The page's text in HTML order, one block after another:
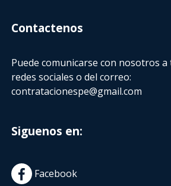
Contactenos
Puede comunicarse con nosotros
redes sociales o del correo:
contratacionespe@gmail.com
Siguenos en:
Facebook